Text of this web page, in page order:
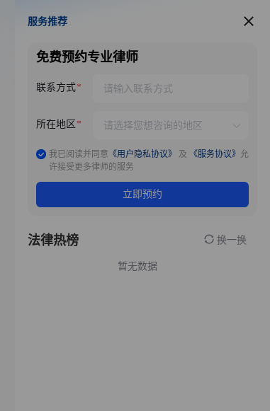
服务推荐
服务推荐
免费预约专业律师
联系方式
所在地区
我已阅读并同意 《用户隐私协议》 及 《服务协议》 允
许接受更多律师的服务
立即预约
法律热榜 换一换
暂无数据